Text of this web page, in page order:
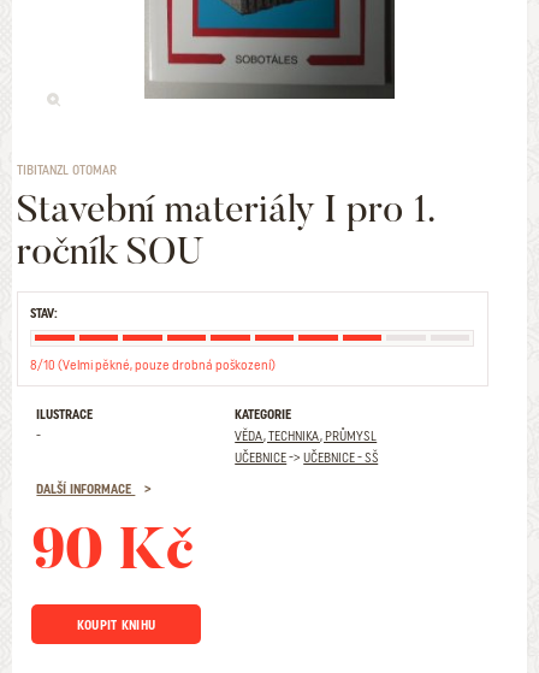
TIBITANZL OTOMAR
Stavební materiály I pro 1.
ročník SOU
STAV:
8/10 (Velmi pěkné, pouze drobná poškození)
ILUSTRACE
-
KATEGORIE
VĚDA, TECHNIKA, PRŮMYSL
UČEBNICE->UČEBNICE - SŠ
DALŠÍ INFORMACE
90 Kč
KOUPIT KNIHU